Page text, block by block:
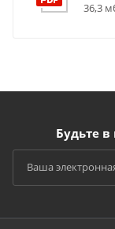
36,3
Будьте